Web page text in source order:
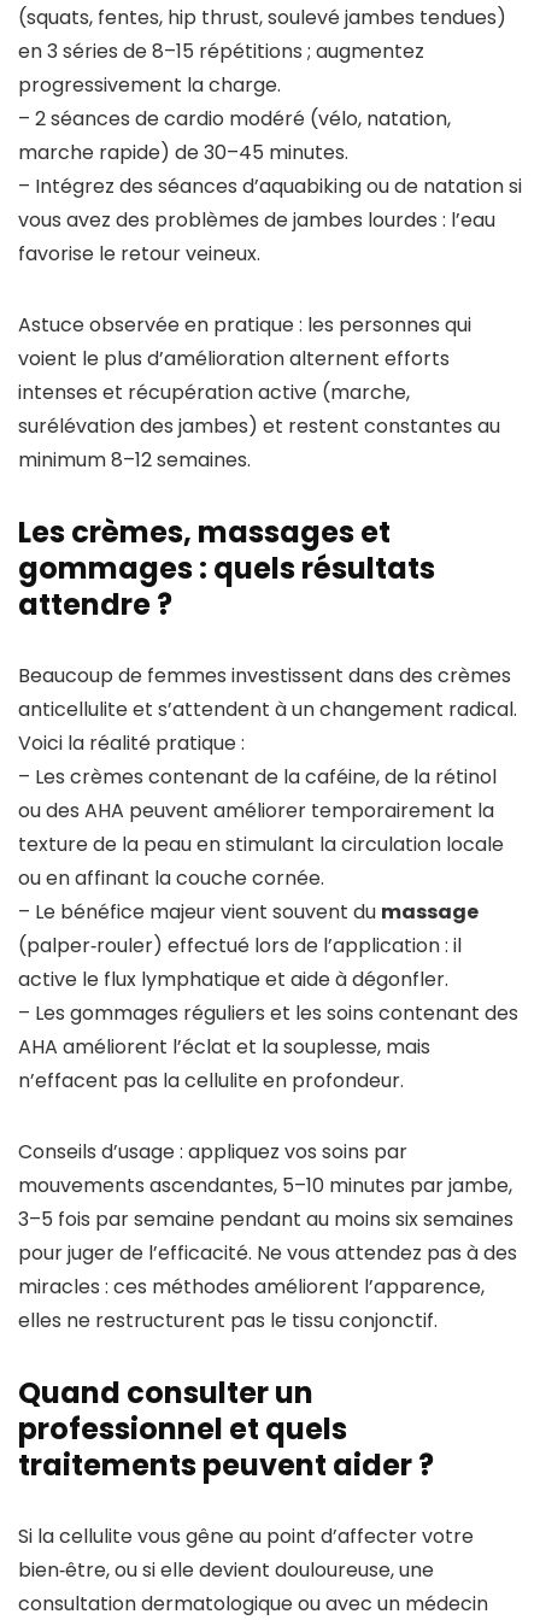
(squats, fentes, hip thrust, soulevé jambes tendues)
en 3 séries de 8–15 répétitions ; augmentez
progressivement la charge.
– 2 séances de cardio modéré (vélo, natation,
marche rapide) de 30–45 minutes.
– Intégrez des séances d’aquabiking ou de natation si
vous avez des problèmes de jambes lourdes : l’eau
favorise le retour veineux.
Astuce observée en pratique : les personnes qui
voient le plus d’amélioration alternent efforts
intenses et récupération active (marche,
surélévation des jambes) et restent constantes au
minimum 8–12 semaines.
Les crèmes, massages et
gommages : quels résultats
attendre ?
Beaucoup de femmes investissent dans des crèmes
anticellulite et s’attendent à un changement radical.
Voici la réalité pratique :
– Les crèmes contenant de la caféine, de la rétinol
ou des AHA peuvent améliorer temporairement la
texture de la peau en stimulant la circulation locale
ou en affinant la couche cornée.
– Le bénéfice majeur vient souvent du massage
(palper‑rouler) effectué lors de l’application : il
active le flux lymphatique et aide à dégonfler.
– Les gommages réguliers et les soins contenant des
AHA améliorent l’éclat et la souplesse, mais
n’effacent pas la cellulite en profondeur.
Conseils d’usage : appliquez vos soins par
mouvements ascendantes, 5–10 minutes par jambe,
3–5 fois par semaine pendant au moins six semaines
pour juger de l’efficacité. Ne vous attendez pas à des
miracles : ces méthodes améliorent l’apparence,
elles ne restructurent pas le tissu conjonctif.
Quand consulter un
professionnel et quels
traitements peuvent aider ?
Si la cellulite vous gêne au point d’affecter votre
bien‑être, ou si elle devient douloureuse, une
consultation dermatologique ou avec un médecin